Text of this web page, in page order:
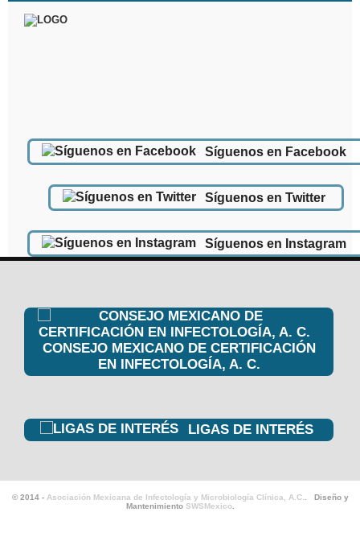
Síguenos en Facebook
Síguenos en Twitter
Síguenos en Instagram
CONSEJO MEXICANO DE CERTIFICACIÓN
EN INFECTOLOGÍA, A. C.
LIGAS DE INTERÉS
© 2014 - Asociación Mexicana de Infectología y Microbiología Clínica, A.C.. Diseño y
Mantenimiento SWSMexico.